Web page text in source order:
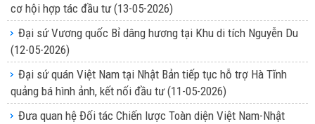
cơ hội hợp tác đầu tư(13-05-2026)
Đại sứ Vương quốc Bỉ dâng hương tại Khu di tích Nguyễn Du
(12-05-2026)
Đại sứ quán Việt Nam tại Nhật Bản tiếp tục hỗ trợ Hà Tĩnh
quảng bá hình ảnh, kết nối đầu tư(11-05-2026)
Đưa quan hệ Đối tác Chiến lược Toàn diện Việt Nam-Nhật